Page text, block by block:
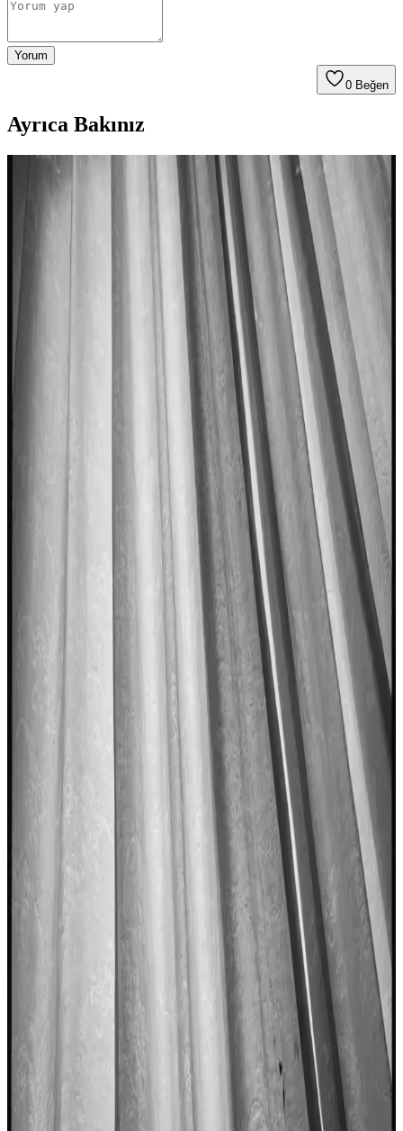
Yorum
0 Beğen
Ayrıca Bakınız
Bal Sarımsaklı Somon Tarifi: Patates Dilimleri ve
Böğürtlen ile Dengeli Öğün
Somonun bal, sarımsak ve soya sosuyla hazırlanan tatlı-tuzlu sosla
buluştuğu bu tarif, patates dilimleri ve böğürtlenle dengeli ve lezzetli
Balık ve Patates Kızartması İçin Çıtır ve Hafif
Hamur Tarifi: Alkol ve Baharatlı Karışım
Balık ve patates kızartması için özel bira ve votka içeren, pirinç unu
ve baharatlarla zenginleştirilmiş hamur tarifi. Çıtır, hafif ve uzun süre
taze kalan yapısıyla fark yaratır.
Karides Fiyatları ve Piyasa Dinamikleri: Güncel
Karides fiyatları, avlanma ve mevsimsel faktörlere bağlı olarak
değişiyor. Deniz ürünleri ve akvaryum sektöründeki gelişmeler,
Bebekler İçin Balık Tüketimi: Güvenli ve Sağlıklı
Beslenme Yaklaşımları
Bebeklerin gelişimi için omega-3 ve protein açısından önemli olan
balık, doğru hazırlık ve seçimle güvenle tüketilebilir. Alerji ve hijyen
Balık Yağı ve Günlük Dozun Sağlık Üzerindeki
Balık yağı, omega-3 açısından zengin olup, kalp, beyin sağlığı ve
inflamasyon üzerinde olumlu etkiler sağlar. Günlük doz ve kullanım
önerileri önemlidir.
8 Aylık Bebekler İçin Balık Tüketimi Güvenli ve
Uygun Seçenekler ile Pişirme Yöntemleri
8 aylık bebekler için uygun balık türleri, pişirme yöntemleri ve alerji
riskleri hakkında bilgiler içerir. Güvenli ve sağlıklı balık tüketimi için
dikkat edilmesi gerekenler anlatılır.
Balık Kızartma Tarifleri ve Püf Noktalarıyla Lezzetli
Deniz Ürünü Hazırlama
Balık kızartma, pratik ve lezzetli bir deniz ürünü hazırlama
yöntemidir. Doğru malzeme ve tekniklerle sofralarınıza lezzet
katabilir, sağlıklı pişirme ipuçlarını öğrenebilirsiniz.
Migros'ta Balık Fiyatları ve Tüketici Rehberi Güncel
Durum ve İpuçları
Migros'ta balık fiyatları hakkında güncel bilgi bulunmamakla
birlikte, mevsimsel ve piyasa koşulları fiyatları etkiler. Tüketiciler
fiyat karşılaştırması ve mevsimsel balık tercihleriyle uygun alışveriş